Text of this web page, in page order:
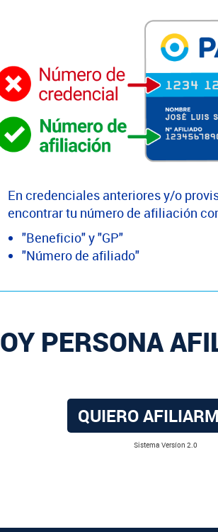
En credenciales anteriores y/o
encontrar tu número de afiliación
"Beneficio" y "GP"
"Número de afiliado"
PERSONA
QUIERO
Sistema Versíon 2.0